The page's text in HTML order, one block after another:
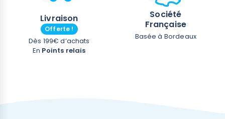
Livraison
Offerte !
Dès 199€ d’achats
En Points relais
Société
Française
Basée à Bordeaux